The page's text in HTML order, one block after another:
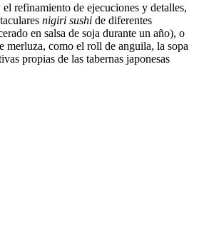
refinamiento de ejecuciones y detalles,
nigiri sushi de diferentes
en salsa de soja durante un año), o
merluza, como el roll de anguila, la sopa
propias de las tabernas japonesas